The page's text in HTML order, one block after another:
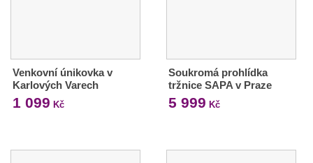
Venkovní únikovka v
Karlových Varech
1 099 Kč
Soukromá prohlídka
tržnice SAPA v Praze
5 999 Kč